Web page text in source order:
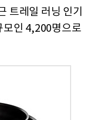
트레일 러닝 인기
모인 4,200명으로